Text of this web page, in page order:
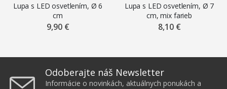
Lupa s LED osvetlením, Ø 6
cm
9,90 €
Lupa s LED osvetlením, Ø 7
cm, mix farieb
8,10 €
Odoberajte náš Newsletter
Informácie o novinkách, aktuálnych ponukách a